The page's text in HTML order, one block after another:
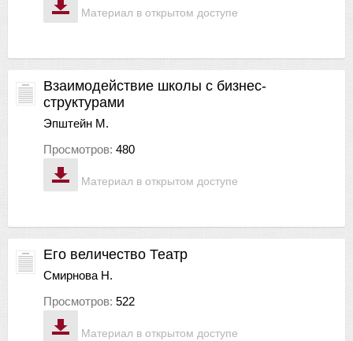
Материал в открытом доступе
Материал в открытом доступе
Взаимодействие школы с бизнес-
структурами
Эпштейн М.
Просмотров: 480
Материал в открытом доступе
Его величество Театр
Смирнова Н.
Просмотров: 522